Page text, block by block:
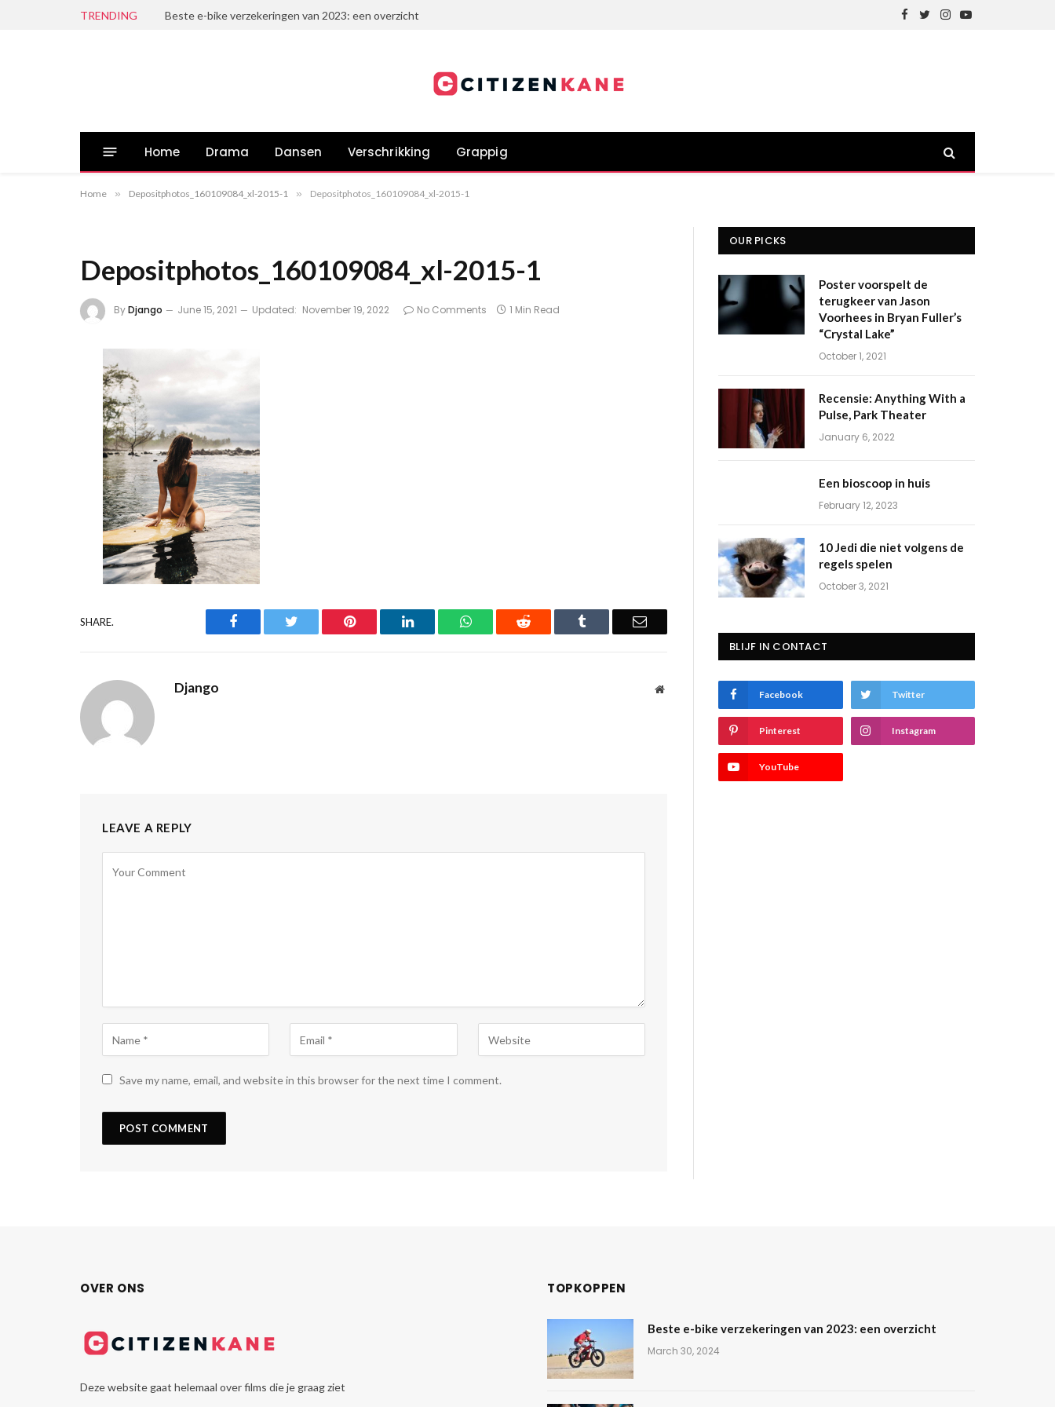
TRENDING Beste e-bike verzekeringen van 2023: een overzicht
Facebook
TwitterInstagram
YouTube
Home Drama Dansen Verschrikking Grappig
Home » Depositphotos_160109084_xl-2015-1 » Depositphotos_160109084_xl-2015-1
Depositphotos_160109084_xl-2015-1
ByDjango June 15, 2021 Updated: November 19, 2022 No Comments 1 Min Read
SHARE. Facebook Twitter Pinterest LinkedIn WhatsAppReddit Tumblr Email
Django Website
LEAVE A REPLY
Save my name, email, and website in this browser for the next time I comment.
OUR PICKS
Poster voorspelt de
terugkeer van Jason
Voorhees in Bryan Fuller’s
“Crystal Lake”
October 1, 2021
Recensie: Anything With a
Pulse, Park Theater
January 6, 2022
Een bioscoop in huis
February 12, 2023
10 Jedi die niet volgens de
regels spelen
October 3, 2021
BLIJF IN CONTACT
Facebook Twitter
Pinterest Instagram
YouTube
OVER ONS
Deze website gaat helemaal over films die je graag ziet
TOPKOPPEN
Beste e-bike verzekeringen van 2023: een overzicht
March 30, 2024